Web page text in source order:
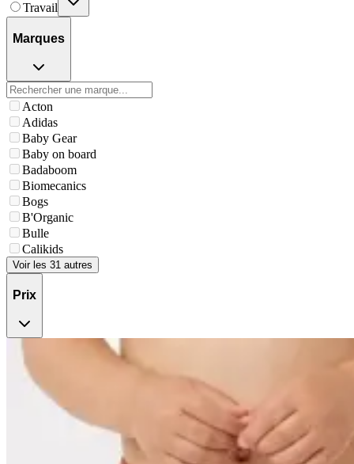
Travail
Marques
Acton
Adidas
Baby Gear
Baby on board
Badaboom
Biomecanics
Bogs
B'Organic
Bulle
Calikids
Voir les 31 autres
Prix